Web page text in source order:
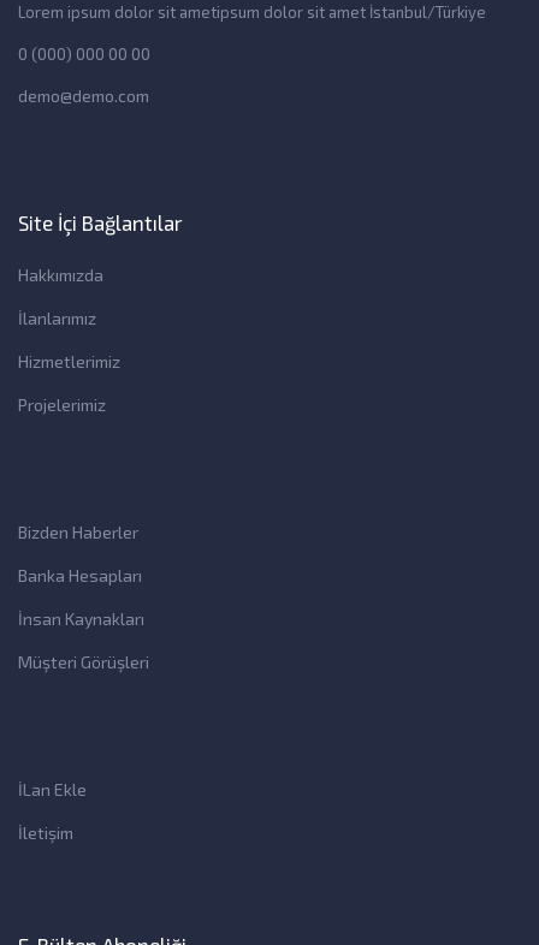
Lorem ipsum dolor sit ametipsum dolor sit amet İstanbul/Türkiye
0 (000) 000 00 00
demo@demo.com
Site İçi Bağlantılar
Hakkımızda
İlanlarımız
Hizmetlerimiz
Projelerimiz
Bizden Haberler
Banka Hesapları
İnsan Kaynakları
Müşteri Görüşleri
İLan Ekle
İletişim